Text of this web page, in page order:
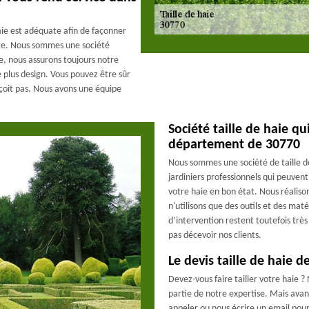
est adéquate afin de façonner
Nous sommes une société
nous assurons toujours notre
design. Vous pouvez être sûr
pas. Nous avons une équipe
Société taille de haie
département de 30770
Nous sommes une société de taille
jardiniers professionnels qui
votre haie en bon état. Nous
n'utilisons que des outils et des
d’intervention restent toutefois
pas décevoir nos clients.
Le devis taille de haie
Devez-vous faire tailler votre haie
partie de notre expertise. Mais